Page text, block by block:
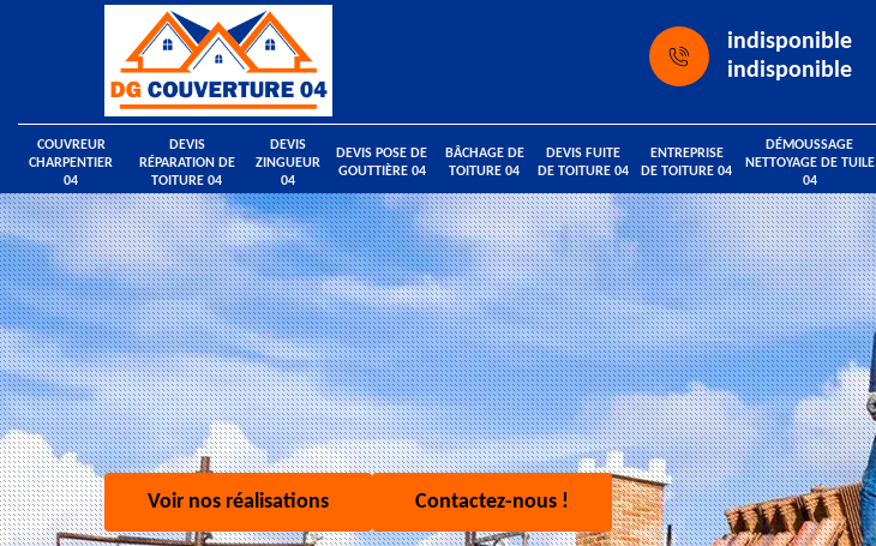
indisponible
indisponible
COUVREUR
CHARPENTIER
04
DEVIS
RÉPARATION DE
TOITURE 04
DEVIS
ZINGUEUR
04
DEVIS POSE DE
GOUTTIÈRE 04
BÂCHAGE DE
TOITURE 04
DEVIS FUITE
DE TOITURE 04
ENTREPRISE
DE TOITURE 04
DÉMOUSSAGE
NETTOYAGE DE TUILE
04
Voir nos réalisations Contactez-nous !